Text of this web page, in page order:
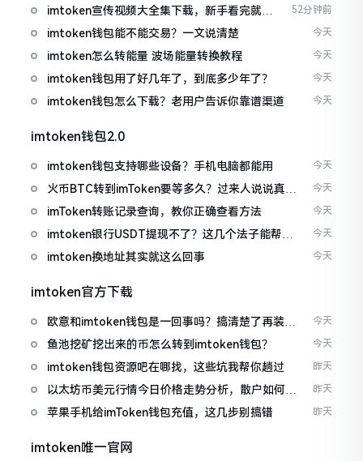
imtoken宣传视频大全集下载，新手看完就懂
怎么用
52分钟前
imtoken钱包能不能交易？一文说清楚 今天
imtoken怎么转能量 波场能量转换教程 今天
imtoken钱包用了好几年了，到底多少年了？ 今天
imtoken钱包怎么下载？老用户告诉你靠谱渠道 今天
imtoken钱包2.0
imtoken钱包支持哪些设备？手机电脑都能用 今天
火币BTC转到imToken要等多久？过来人说说真实
情况
今天
imToken转账记录查询，教你正确查看方法 今天
imtoken银行USDT提现不了？这几个法子能帮你
搞定
今天
imtoken换地址其实就这么回事 今天
imtoken官方下载
欧意和imtoken钱包是一回事吗？搞清楚了再装钱
包
今天
鱼池挖矿挖出来的币怎么转到imtoken钱包？ 今天
imtoken钱包资源吧在哪找，这些坑我帮你趟过 昨天
以太坊币美元行情今日价格走势分析，散户如何避
免追涨杀跌被套牢
昨天
苹果手机给imToken钱包充值，这几步别搞错 昨天
imtoken唯一官网